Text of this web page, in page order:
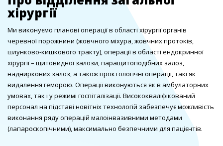
хірургії
Ми виконуємо планові операції в області хірургії органів
черевної порожнини (жовчного міхура, жовчних протоків,
шлунково-кишкового тракту), операції в області ендокринної
хірургії – щитовидної залози, паращитоподібних залоз,
надниркових залоз, а також проктологічні операції, такі як
видалення геморою. Операції виконуються як в амбулаторних
умовах, так і у режимі госпіталізації. Висококваліфікований
персонал на підставі новітніх технологій забезпечує можливість
виконання ряду операцій малоінвазивними методами
(лапароскопічними), максимально безпечними для пацієнтів.